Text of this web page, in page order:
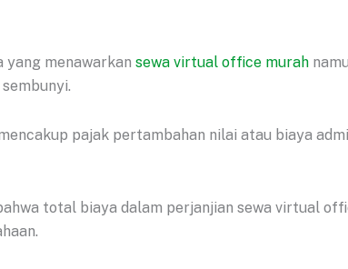
yang menawarkan sewa virtual office murah
pajak pertambahan nilai atau biaya
total biaya dalam perjanjian sewa virtual